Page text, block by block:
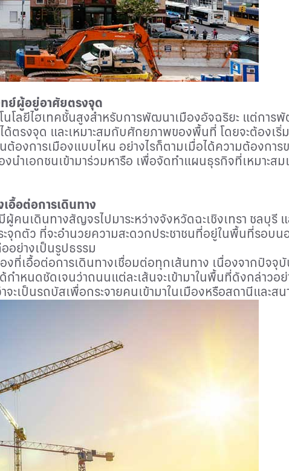
ย์ผู้อยู่อาศัยตรงจุด
นโลยีไฮเทคชั้นสูงสำหรับการพัฒนาเมืองอัจฉริยะ แต่กา
ตรงจุด และเหมาะสมกับศักยภาพของพื้นที่ โดยจะต้องเ
ต้องการเมืองแบบไหน อย่างไรก็ตามเมื่อได้ความต้องกา
นำเอกชนเข้ามาร่วมหารือ เพื่อจัดทำแผนธุรกิจที่เหมาะส
อื้อต่อการเดินทาง
คนเดินทางสัญจรไปมาระหว่างจังหวัดฉะเชิงเทรา ชลบุรี
จุกตัว ที่จะอำนวยความสะดวกประชาชนที่อยู่ในพื้นที่รอบ
อย่างเป็นรูปธรรม
เอื้อต่อการเดินทางเชื่อมต่อทุกเส้นทาง เนื่องจากปัจจุบั
ำหนดชัดเจนว่าถนนแต่ละเส้นจะเข้ามาในพื้นที่ดังกล่าวอ
จะเป็นรถบัสเพื่อกระจายคนเข้ามาในเมืองหรือสถานีแล